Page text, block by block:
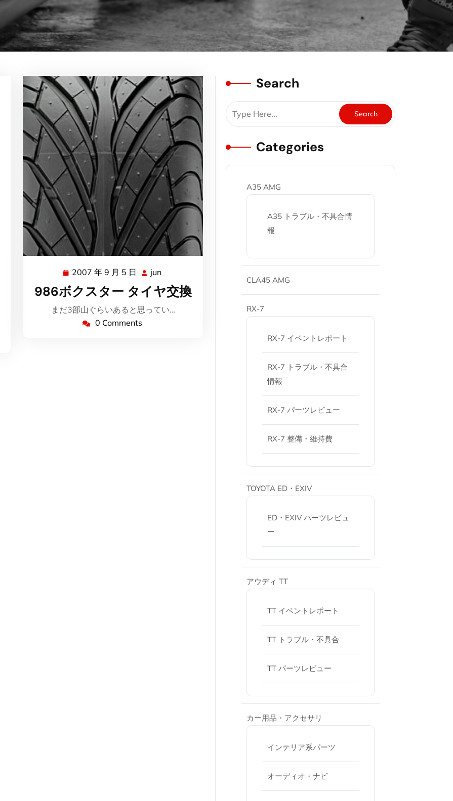
2007 年 9 月 5 日 2007
9
月
5
jun
986ボクスター タイヤ交換
まだ3部山ぐらいあると思ってい…
0 Comments
Search
Categories
A35 AMG
A35 トラブル・不具合情
報
CLA45 AMG
RX-7
RX-7 イベントレポート
RX-7 トラブル・不具合
情報
RX-7 パーツレビュー
RX-7 整備・維持費
TOYOTA ED・EXIV
ED・EXIV パーツレビュ
ー
アウディ TT
TT イベントレポート
TT トラブル・不具合
TT パーツレビュー
カー用品・アクセサリ
インテリア系パーツ
オーディオ・ナビ